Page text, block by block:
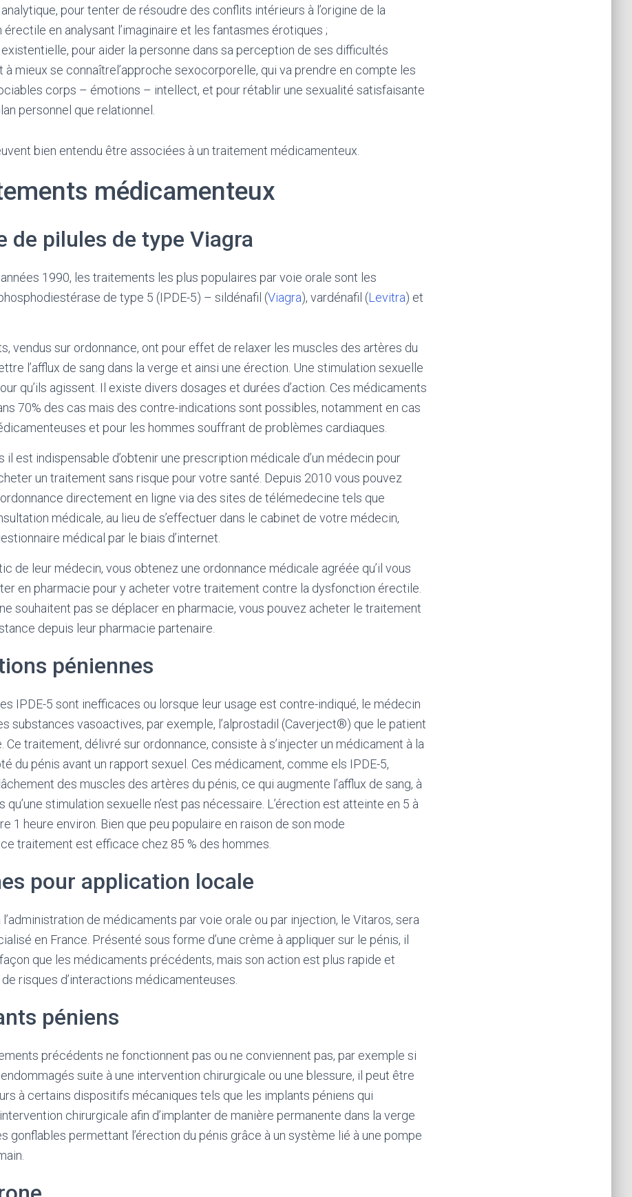
analytique, pour tenter de résoudre des conflits intérieurs à l’origine de la
en analysant l’imaginaire et les fantasmes érotiques ;
existentielle, pour aider la personne dans sa perception de ses difficultés
à mieux se connaîtrel’approche sexocorporelle, qui va prendre en compte les
corps – émotions – intellect, et pour rétablir une sexualité satisfaisante
personnel que relationnel.
bien entendu être associées à un traitement médicamenteux.
médicamenteux
de pilules de type Viagra
1990, les traitements les plus populaires par voie orale sont les
de type 5 (IPDE-5) – sildénafil (Viagra), vardénafil (Levitra) et
vendus sur ordonnance, ont pour effet de relaxer les muscles des artères du
l’afflux de sang dans la verge et ainsi une érection. Une stimulation sexuelle
qu’ils agissent. Il existe divers dosages et durées d’action. Ces médicaments
70% des cas mais des contre-indications sont possibles, notamment en cas
et pour les hommes souffrant de problèmes cardiaques.
il est indispensable d’obtenir une prescription médicale d’un médecin pour
un traitement sans risque pour votre santé. Depuis 2010 vous pouvez
directement en ligne via des sites de télémedecine tels que
médicale, au lieu de s’effectuer dans le cabinet de votre médecin,
médical par le biais d’internet.
de leur médecin, vous obtenez une ordonnance médicale agréée qu’il vous
en pharmacie pour y acheter votre traitement contre la dysfonction érectile.
souhaitent pas se déplacer en pharmacie, vous pouvez acheter le traitement
depuis leur pharmacie partenaire.
péniennes
IPDE-5 sont inefficaces ou lorsque leur usage est contre-indiqué, le médecin
substances vasoactives, par exemple, l’alprostadil (Caverject®) que le patient
Ce traitement, délivré sur ordonnance, consiste à s’injecter un médicament à la
du pénis avant un rapport sexuel. Ces médicament, comme els IPDE-5,
des muscles des artères du pénis, ce qui augmente l’afflux de sang, à
qu’une stimulation sexuelle n’est pas nécessaire. L’érection est atteinte en 5 à
1 heure environ. Bien que peu populaire en raison de son mode
ce traitement est efficace chez 85 % des hommes.
pour application locale
l’administration de médicaments par voie orale ou par injection, le Vitaros, sera
en France. Présenté sous forme d’une crème à appliquer sur le pénis, il
que les médicaments précédents, mais son action est plus rapide et
risques d’interactions médicamenteuses.
péniens
précédents ne fonctionnent pas ou ne conviennent pas, par exemple si
suite à une intervention chirurgicale ou une blessure, il peut être
à certains dispositifs mécaniques tels que les implants péniens qui
chirurgicale afin d’implanter de manière permanente dans la verge
gonflables permettant l’érection du pénis grâce à un système lié à une pompe